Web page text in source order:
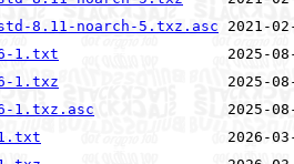
8.11-noarch-5.txz.asc
1.txt
1.txz
1.txz.asc